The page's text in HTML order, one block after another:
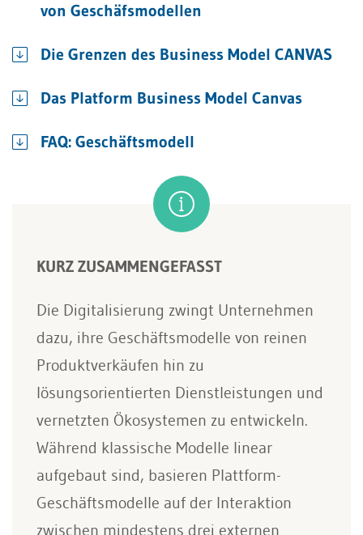
von Geschäfsmodellen
Die Grenzen des Business Model CANVAS
Das Platform Business Model Canvas
FAQ: Geschäftsmodell
KURZ ZUSAMMENGEFASST
Die Digitalisierung zwingt Unternehmen
dazu, ihre Geschäftsmodelle von reinen
Produktverkäufen hin zu
lösungsorientierten Dienstleistungen und
vernetzten Ökosystemen zu entwickeln.
Während klassische Modelle linear
aufgebaut sind, basieren Plattform-
Geschäftsmodelle auf der Interaktion
zwischen mindestens drei externen